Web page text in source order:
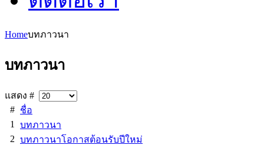
Homeบทภาวนา
บทภาวนา
แสดง #
# ชื่อ
1
บทภาวนา
2 บทภาวนาโอกาสต้อนรับปีใหม่